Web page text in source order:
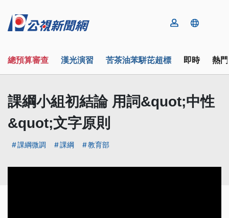
總預算審查 漢光演習 苦茶油苯駢芘超標 即時 熱
課綱小組初結論 用詞&quot;中性
&quot;文字原則
課綱微調 課綱 教育部